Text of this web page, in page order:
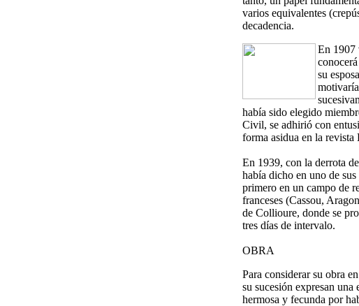
varios equivalentes
decadencia.
En 1907
su
había sido elegido
Civil, se adhirió con
forma asidua en la revista
En 1939, con la derrota
había dicho en uno de
primero en un campo de
franceses (Cassou,
de Collioure, donde se
tres días de intervalo.
OBRA
Para considerar su obra
su sucesión expresan
hermosa y fecunda por